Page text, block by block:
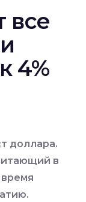
все
4%
доллара.
в